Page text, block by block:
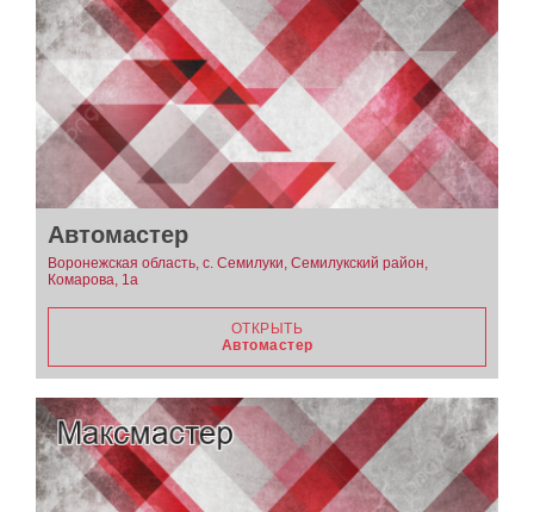
Автомастер
Воронежская область, с. Семилуки, Семилукский район,
Комарова, 1а
ОТКРЫТЬ
Автомастер